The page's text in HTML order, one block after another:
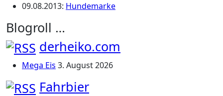
09.08.2013: Hundemarke
Blogroll …
derheiko.com
Mega Eis 3. August 2026
Fahrbier